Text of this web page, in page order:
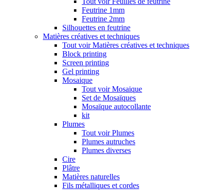
Feutrine 1mm
Feutrine 2mm
Silhouettes en feutrine
Matières créatives et techniques
Tout voir Matières créatives et techniques
Block printing
Screen printing
Gel printing
Mosaique
Tout voir Mosaique
Set de Mosaïques
Mosaïque autocollante
kit
Plumes
Tout voir Plumes
Plumes autruches
Plumes diverses
Cire
Plâtre
Matières naturelles
Fils métalliques et cordes